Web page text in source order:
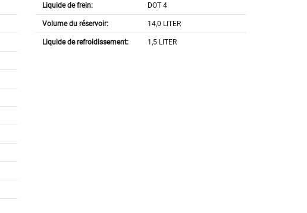
Liquide de frein: DOT 4
Volume du réservoir: 14,0 LITER
Liquide de refroidissement: 1,5 LITER